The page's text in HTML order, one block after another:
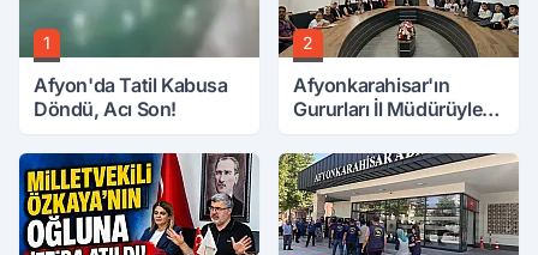
1
Afyon'da Tatil Kabusa
Döndü, Acı Son!
2
Afyonkarahisar'ın
Gururları İl Müdürüyle